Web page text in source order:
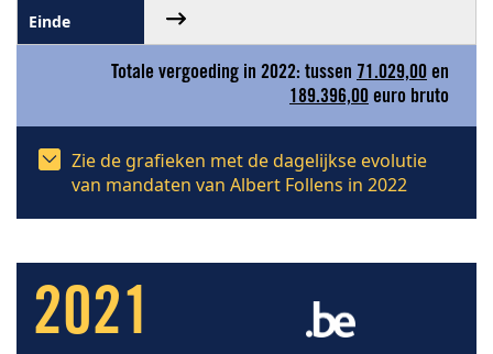
Totale vergoeding in 2022: tussen 71.029,00 en
189.396,00 euro bruto
Zie de grafieken met de dagelijkse evolutie
van mandaten van Albert Follens in 2022
2021